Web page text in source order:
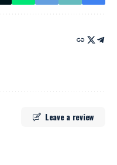
Leave a review